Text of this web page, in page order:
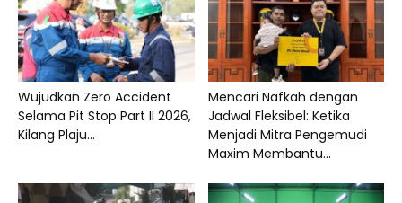
Wujudkan Zero Accident
Selama Pit Stop Part II 2026,
Kilang Plaju...
Mencari Nafkah dengan
Jadwal Fleksibel: Ketika
Menjadi Mitra Pengemudi
Maxim Membantu...